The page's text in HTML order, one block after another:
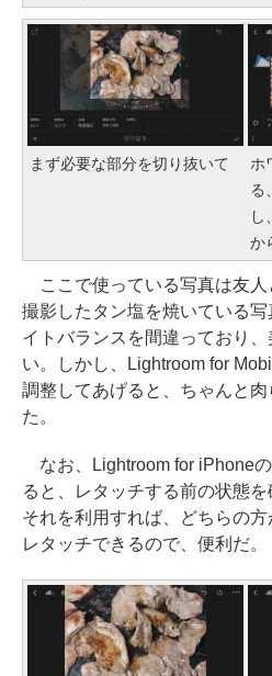
まず必要な部分を切り抜いて
ホ
る
し
か
ここで使っている写真は友人
撮影したタン塩を焼いている
イトバランスを間違っており
い。しかし、Lightroom for
調整してあげると、ちゃんと
た。
なお、Lightroom for iPhone
ると、レタッチする前の状態を
それを利用すれば、どちらの
レタッチできるので、便利だ。